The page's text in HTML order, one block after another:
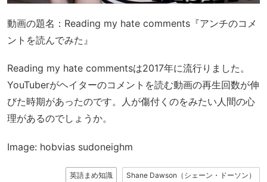
動画の題名：Reading my hate comments『アンチのコメ
ントを読んでみた』
Reading my hate commentsは2017年に流行りました。
YouTuberがヘイターのコメントを読む動画の再生回数が伸
びた時期があったのです。人が傷付くのをみたい人間の心
理があるのでしょうか。
Image: hobvias sudoneighm
英語まめ知識 Shane Dawson（シェーン・ドーソン）